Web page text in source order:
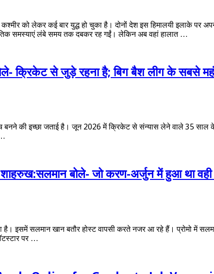
को लेकर कई बार युद्ध हो चुका है। दोनों देश इस हिमालयी इलाके पर
समस्याएं लंबे समय तक दबकर रह गईं। लेकिन अब वहां हालात …
क्रिकेट से जुड़े रहना है; बिग बैश लीग के सबसे
बनने की इच्छा जताई है। जून 2026 में क्रिकेट से संन्यास लेने वाले 35 साल
बोले- जो करण-अर्जुन में हुआ था वही
है। इसमें सलमान खान बतौर होस्ट वापसी करते नजर आ रहे हैं। प्रोमो
पर …